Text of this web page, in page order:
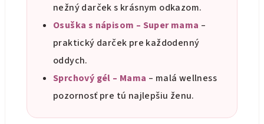
nežný darček s krásnym odkazom.
Osuška s nápisom – Super mama –
praktický darček pre každodenný
oddych.
Sprchový gél – Mama – malá wellness
pozornosť pre tú najlepšiu ženu.